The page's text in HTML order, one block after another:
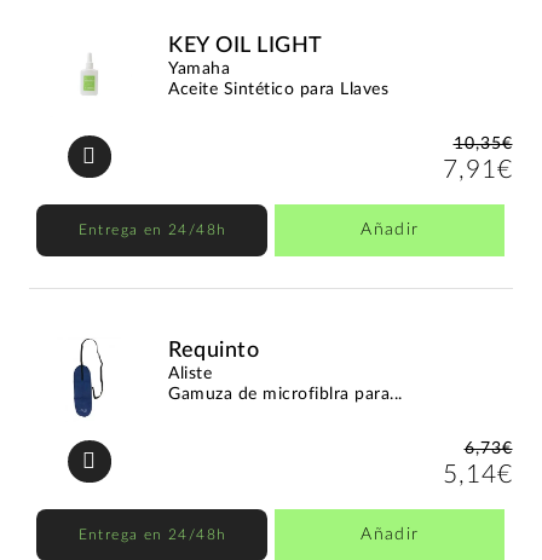
KEY OIL LIGHT
Yamaha
Aceite Sintético para Llaves
10,35€
7,91€
Entrega en 24/48h Añadir
Requinto
Aliste
Gamuza de microfiblra para...
6,73€
5,14€
Entrega en 24/48h Añadir